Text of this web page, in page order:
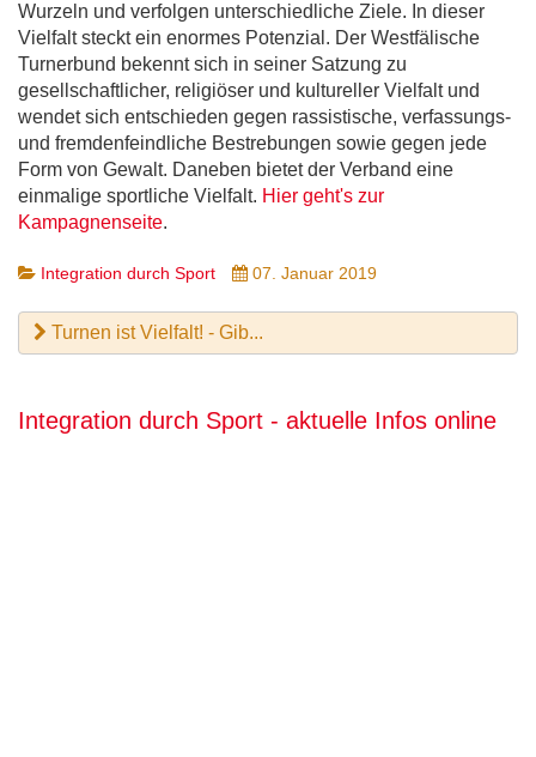
Wurzeln und verfolgen unterschiedliche Ziele. In dieser
Vielfalt steckt ein enormes Potenzial. Der Westfälische
Turnerbund bekennt sich in seiner Satzung zu
gesellschaftlicher, religiöser und kultureller Vielfalt und
wendet sich entschieden gegen rassistische, verfassungs-
und fremdenfeindliche Bestrebungen sowie gegen jede
Form von Gewalt. Daneben bietet der Verband eine
einmalige sportliche Vielfalt. Hier geht's zur
Kampagnenseite.
Integration durch Sport 07. Januar 2019
Turnen ist Vielfalt! - Gib...
Integration durch Sport - aktuelle Infos online